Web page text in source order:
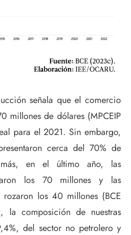
señala que el comercio
millones de dólares (MPCEIP
para el 2021. Sin embargo,
cerca del 70% de
en el último año, las
los 70 millones y las
rozaron los 40 millones (BCE
composición de nuestras
del sector no petrolero y